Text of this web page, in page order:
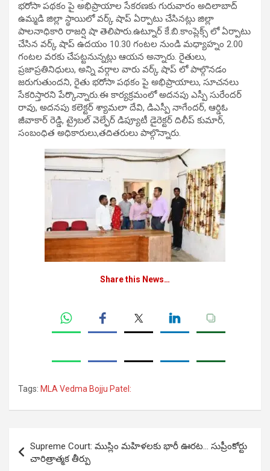
భరోసా పథకం పై అభిప్రాయాల సేకరణకు గురువారం అదిలాబాద్
ఉమ్మడి జిల్లా స్థాయిలో వర్క్ షాప్ ఏర్పాటు చేసినట్లు జిల్లా
పాలనాధికారి రాజర్షి షా తెలిపారు.ఉట్నూర్ కే.బి.కాంప్లెక్స్ లో ఏర్పాటు
చేసిన వర్క్ షాప్ ఉదయం 10.30 గంటల నుండి మధ్యాహ్నం 2.00
గంటల వరకు చేపట్టనున్నట్లు ఆయన అన్నారు. రైతులు,
ప్రజాప్రతినిధులు, అన్ని వర్గాల వారు వర్క్ షాప్ లో పాల్గొనడం
జరుగుతుందని, రైతు భరోసా పథకం పై అభిప్రాయాలు, సూచనలు
సేకరిస్తారని పేర్కొన్నారు.ఈ కార్యక్రమంలో అదనపు ఎస్పీ సురేందర్
రావు, అదనపు కలెక్టర్ శ్యామలా దేవి, డిఎస్పీ నాగేందర్, ఆర్డిఓ
జీవాకార్ రెడ్డి, ట్రైబల్ వెల్ఫేర్ డిప్యూటీ డైరెక్టర్ దిలీప్ కుమార్,
సంబంధిత అధికారులు,తదితరులు పాల్గొన్నారు.
Share this News…
Tags: MLA Vedma Bojju Patel:
navigation
Supreme Court: ముస్లిం మహిళలకు భారీ ఊరట… సుప్రీంకోర్టు
చారిత్రాత్మక తీర్పు